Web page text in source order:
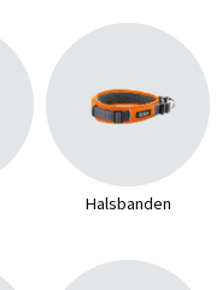
Halsbanden